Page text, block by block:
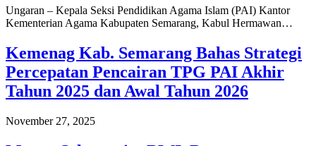
Ungaran – Kepala Seksi Pendidikan Agama Islam (PAI) Kantor
Kementerian Agama Kabupaten Semarang, Kabul Hermawan…
Kemenag Kab. Semarang Bahas Strategi
Percepatan Pencairan TPG PAI Akhir
Tahun 2025 dan Awal Tahun 2026
November 27, 2025